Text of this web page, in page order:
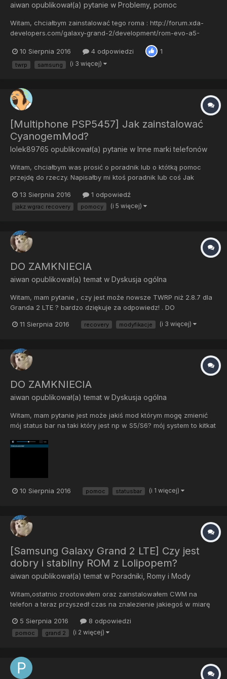
aiwan opublikował(a) pytanie w Problemy, pomoc
Witam, chciałbym zainstalować tego roma : http://forum.xda-
developers.com/galaxy-grand-2/development/rom-evo-a5-
dalej niż z podświetlanego logo samsunga, stał tak z 10-20 minut
i nie chciało dalej iść, pomyślałem że może z TWRP wypali i...
10 Sierpnia 2016 4 odpowiedzi 1
twrp samsung (i 3 więcej)
[Multiphone PSP5457] Jak zainstalować
CyanogemMod?
lolek89765 opublikował(a) pytanie w Inne marki telefonów
Witam, chciałbym was prosić o poradnik lub o któtką pomoc
przejdę do rzeczy. Napisałby mi ktoś poradnik lub coś Jak
psp5457DUO? Z góry bardzo dziękuje !
13 Sierpnia 2016 1 odpowiedź
jakz wgrac recovery pomocy (i 5 więcej)
DO ZAMKNIECIA
aiwan opublikował(a) temat w Dyskusja ogólna
Witam, mam pytanie , czy jest może nowsze TWRP niż 2.8.7 dla
Granda 2 LTE ? bardzo dziękuje za odpowiedz! . DO
11 Sierpnia 2016
recovery modyfikacje (i 3 więcej)
DO ZAMKNIECIA
aiwan opublikował(a) temat w Dyskusja ogólna
Witam, mam pytanie jest może jakiś mod którym mogę zmienić
mój status bar na taki który jest np w S5/S6? mój system to kitkat
obecny jest trochę przestarzały :/
10 Sierpnia 2016 pomoc statusbar (i 1 więcej)
[Samsung Galaxy Grand 2 LTE] Czy jest
dobry i stabilny ROM z Lolipopem?
aiwan opublikował(a) temat w Poradniki, Romy i Mody
Witam,ostatnio zrootowałem oraz zainstalowałem CWM na
telefon a teraz przyszedł czas na znalezienie jakiegoś w miarę
już lichutki i chciałbym przejść z tego powodu na lolipopa,
miałby ktoś link do stabilnego romu z mają ilością bugów?
5 Sierpnia 2016 8 odpowiedzi
pomoc grand 2 (i 2 więcej)